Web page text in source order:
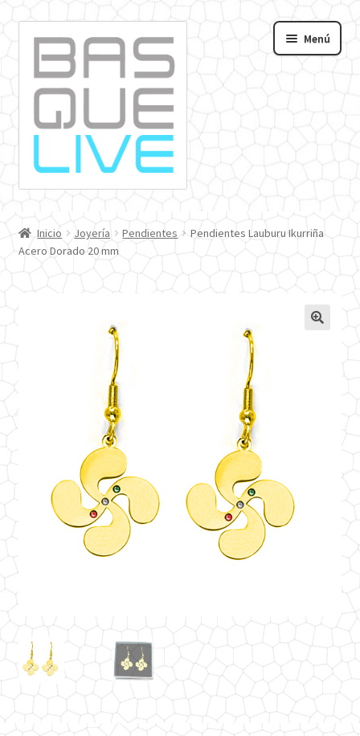
navegación
contenido
Menú
Inicio Joyería Pendientes
Pendientes Lauburu Ikurriña
Acero Dorado 20 mm